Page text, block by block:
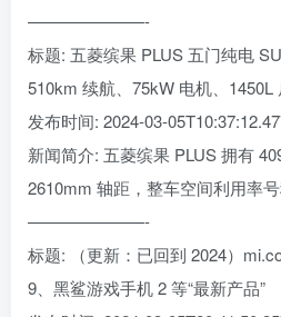
———————-
标题: 五菱缤果 PLUS 五门纯电
510km 续航、75kW 电机、1450L
发布时间: 2024-03-
新闻简介: 五菱缤果 PLUS 拥有
2610mm 轴距，整车空间利用率号
———————-
标题: （更新：已回到 2024）
9、黑鲨游戏手机 2 等“最新产品”